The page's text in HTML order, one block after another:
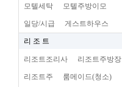
모텔세탁 모텔주방이모
일당/시급 게스트하우스
리 조 트
리조트조리사 리조트주방장
리조트주 룸메이드(청소)